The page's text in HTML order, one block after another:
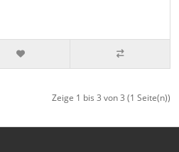
Zeige 1 bis 3 von 3 (1 Seite(n))